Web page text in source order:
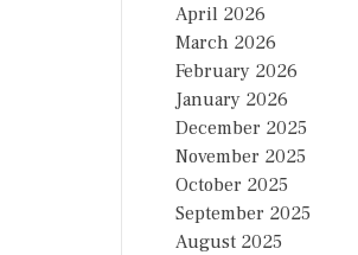
April 2026
March 2026
February 2026
January 2026
December 2025
November 2025
October 2025
September 2025
August 2025